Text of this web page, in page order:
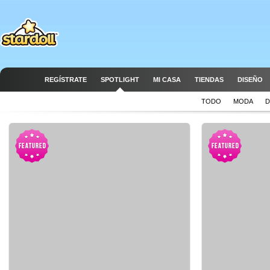
REGÍSTRATE SPOTLIGHT MI CASA TIENDAS DISEÑO
TODO MODA